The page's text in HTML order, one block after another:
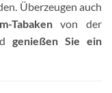
Überzeugen auch
Tabakenvon der
genießen Sie ein